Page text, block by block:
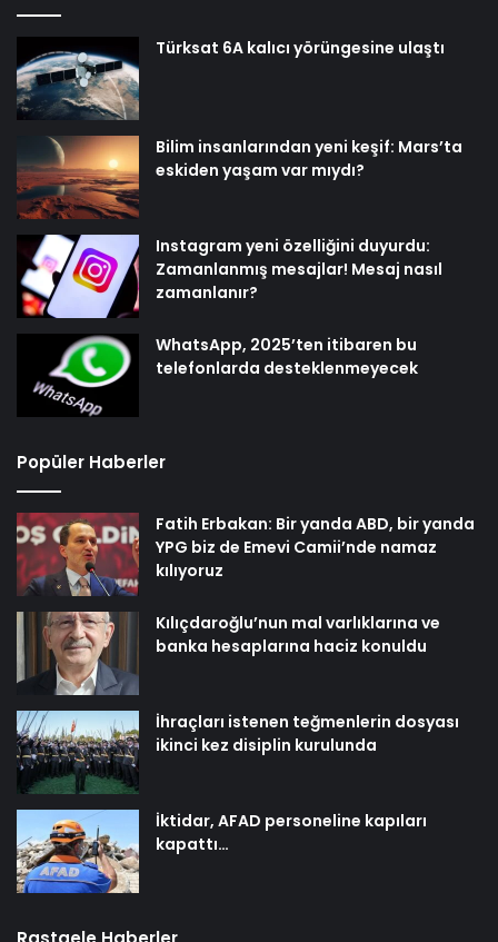
Türksat 6A kalıcı yörüngesine ulaştı
Bilim insanlarından yeni keşif: Mars’ta
eskiden yaşam var mıydı?
Instagram yeni özelliğini duyurdu:
Zamanlanmış mesajlar! Mesaj nasıl
zamanlanır?
WhatsApp, 2025’ten itibaren bu
telefonlarda desteklenmeyecek
Popüler Haberler
Fatih Erbakan: Bir yanda ABD, bir yanda
YPG biz de Emevi Camii’nde namaz
kılıyoruz
Kılıçdaroğlu’nun mal varlıklarına ve
banka hesaplarına haciz konuldu
İhraçları istenen teğmenlerin dosyası
ikinci kez disiplin kurulunda
İktidar, AFAD personeline kapıları
kapattı…